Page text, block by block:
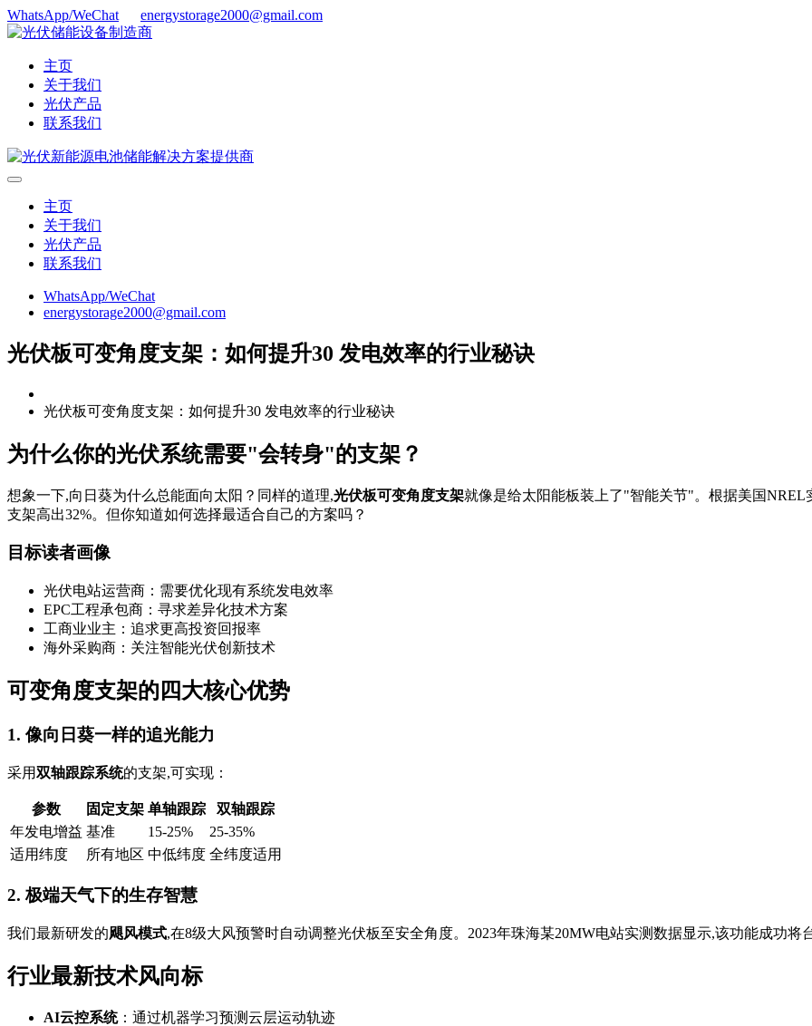
WhatsApp/WeChat energystorage2000@gmail.com
主页
关于我们
光伏产品
联系我们
主页
关于我们
光伏产品
联系我们
WhatsApp/WeChat
energystorage2000@gmail.com
光伏板可变角度支架：如何提升30 发电效率的行业秘诀
光伏板可变角度支架：如何提升30 发电效率的行业秘诀
为什么你的光伏系统需要"会转身"的支架？
想象一下,向日葵为什么总能面向太阳？同样的道理,光伏板可变角度支架就像是给太阳能板装上了"智能关节"。根据美国
支架高出32%。但你知道如何选择最适合自己的方案吗？
目标读者画像
光伏电站运营商：需要优化现有系统发电效率
EPC工程承包商：寻求差异化技术方案
工商业业主：追求更高投资回报率
海外采购商：关注智能光伏创新技术
可变角度支架的四大核心优势
1. 像向日葵一样的追光能力
采用双轴跟踪系统的支架,可实现：
参数 固定支架 单轴跟踪
双轴跟踪
年发电增益 基准 15-25%
25-35%
适用纬度
所有地区 中低纬度 全纬度适用
2. 极端天气下的生存智慧
我们最新研发的飓风模式,在8级大风预警时自动调整光伏板至安全角度。2023年珠海某20MW电站实测数据显示,该功能成功将
行业最新技术风向标
AI云控系统：通过机器学习预测云层运动轨迹